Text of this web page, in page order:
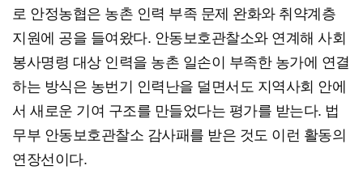
로 안정농협은 농촌 인력 부족 문제 완화와 취약계층
지원에 공을 들여왔다. 안동보호관찰소와 연계해 사회
봉사명령 대상 인력을 농촌 일손이 부족한 농가에 연결
하는 방식은 농번기 인력난을 덜면서도 지역사회 안에
서 새로운 기여 구조를 만들었다는 평가를 받는다. 법
무부 안동보호관찰소 감사패를 받은 것도 이런 활동의
연장선이다.